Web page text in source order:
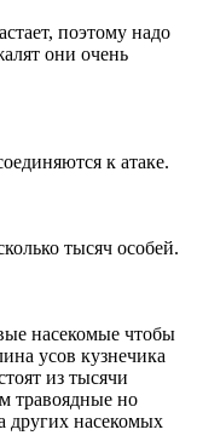
поэтому надо
они очень
к атаке.
тысяч особей.
насекомые чтобы
усов кузнечика
из тысячи
травоядные но
других насекомых